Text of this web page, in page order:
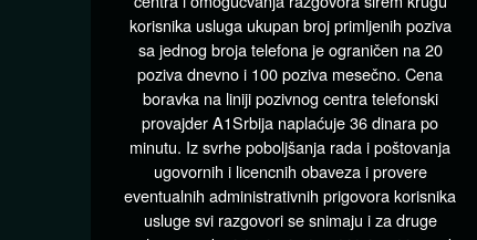
korisnika usluga ukupan broj primljenih poziva
sa jednog broja telefona je ograničen na 20
poziva dnevno i 100 poziva mesečno. Cena
boravka na liniji pozivnog centra telefonski
provajder A1Srbija naplaćuje 36 dinara po
minutu. Iz svrhe poboljšanja rada i poštovanja
ugovornih i licencnih obaveza i provere
eventualnih administrativnih prigovora korisnika
usluge svi razgovori se snimaju i za druge